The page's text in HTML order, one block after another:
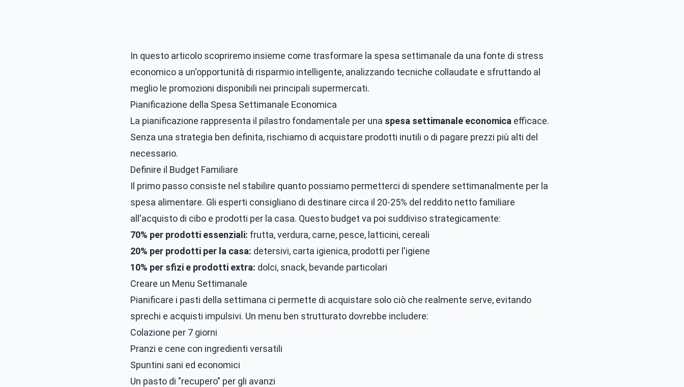
In questo articolo scopriremo insieme come trasformare la spesa settimanale da una fonte di stress
economico a un'opportunità di risparmio intelligente, analizzando tecniche collaudate e sfruttando al
meglio le promozioni disponibili nei principali supermercati.
Pianificazione della Spesa Settimanale Economica
La pianificazione rappresenta il pilastro fondamentale per una spesa settimanale economica efficace.
Senza una strategia ben definita, rischiamo di acquistare prodotti inutili o di pagare prezzi più alti del
necessario.
Definire il Budget Familiare
Il primo passo consiste nel stabilire quanto possiamo permetterci di spendere settimanalmente per la
spesa alimentare. Gli esperti consigliano di destinare circa il 20-25% del reddito netto familiare
all'acquisto di cibo e prodotti per la casa. Questo budget va poi suddiviso strategicamente:
70% per prodotti essenziali: frutta, verdura, carne, pesce, latticini, cereali
20% per prodotti per la casa: detersivi, carta igienica, prodotti per l'igiene
10% per sfizi e prodotti extra: dolci, snack, bevande particolari
Creare un Menu Settimanale
Pianificare i pasti della settimana ci permette di acquistare solo ciò che realmente serve, evitando
sprechi e acquisti impulsivi. Un menu ben strutturato dovrebbe includere:
Colazione per 7 giorni
Pranzi e cene con ingredienti versatili
Spuntini sani ed economici
Un pasto di "recupero" per gli avanzi